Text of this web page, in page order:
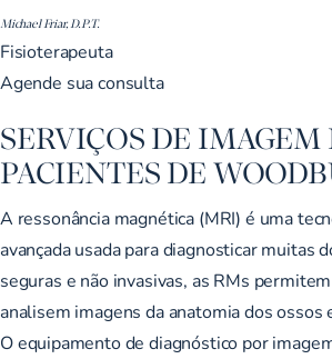
Michael Friar, D.P.T.
Fisioterapeuta
Agende sua consulta
SERVIÇOS DE IMAGEM
PACIENTES DE
A ressonância magnética (MRI) é uma
avançada usada para diagnosticar muitas
seguras e não invasivas, as RMs
analisem imagens da anatomia dos ossos
Oequipamento de diagnóstico por